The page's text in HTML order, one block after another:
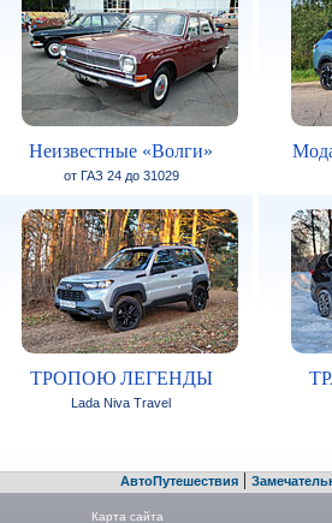
Неизвестные «Волги»
от ГАЗ 24 до 31029
ТРОПОЮ ЛЕГЕНДЫ
Lada Niva Travel
АвтоПутешествия|
Карта сайта